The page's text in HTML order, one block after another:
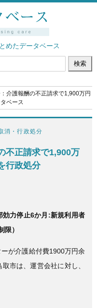
めたデータベース
介護報酬の不正請求で1,900万円
ベース
消・行政処分
不正請求で1,900万
行政処分
力停止6か月:新規利用者
）
が介護給付費1900万円余
市は、運営会社に対し、